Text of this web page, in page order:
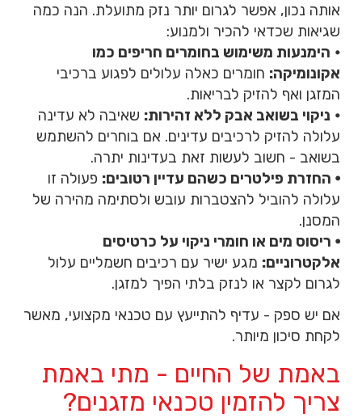
אותה נכון, אפשר לגרום יותר נזק מתועלת. הנה כמה
שגיאות שכדאי להכיר ולמנוע:
⦁ הימנעות משימוש בחומרים חריפים כמו
אקונומיקה: חומרים כאלה עלולים לפגוע ברכיבי
המזגן ואף להזיק לבריאות.
⦁ ניקוי בשואב אבק ללא זהירות: שאיבה לא עדינה
עלולה להזיק לרכיבים עדינים. אם בוחרים להשתמש
בשואב - חשוב לעשות זאת בעדינות יתרה.
⦁ החזרת פילטרים כשהם עדיין רטובים: פעולה זו
עלולה להוביל להצטברות עובש ולסתימה מהירה של
המסנן.
⦁ ריסוס מים או חומרי ניקוי על כרטיסים
אלקטרוניים: מגע ישיר עם רכיבים חשמליים עלול
לגרום לקצר או לנזק בלתי הפיך למזגן.
אם יש ספק - עדיף להתייעץ עם טכנאי מקצועי, מאשר
לקחת סיכון מיותר.
באמת של החיים - מתי באמת
צריך להזמין טכנאי מזגנים?